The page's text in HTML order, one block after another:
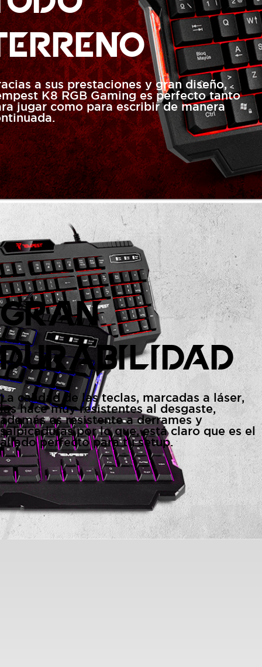
a sus prestaciones y gran diseño,
K8 RGB Gaming es perfecto tanto
jugar como para escribir de manera
GRAN
DURABILIDAD
La calidad de las teclas, marcadas a láser,
las hace muy resistentes al desgaste,
además es resistente a derrames y
salpicaduras por lo que, está claro que es el
aliado perfecto para tu setup.